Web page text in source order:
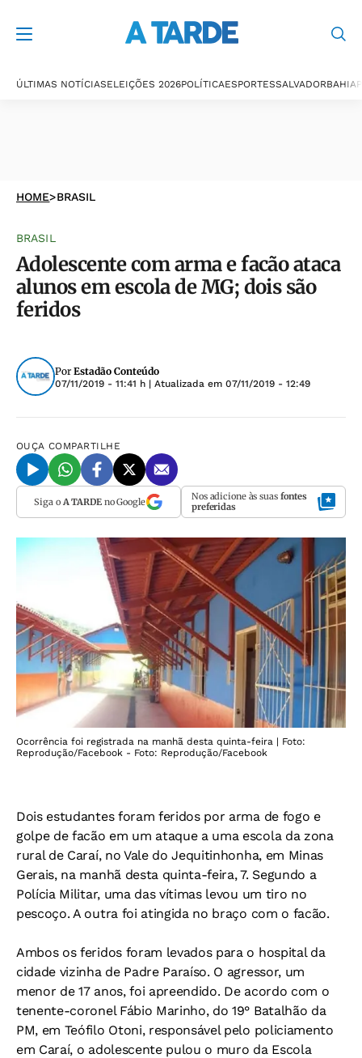
ÚLTIMAS NOTÍCIASELEIÇÕES 2026POLÍTICAESPORTESSALVADORBAHIA
HOME>BRASIL
BRASIL
Adolescente com arma e facão ataca
alunos em escola de MG; dois são
feridos
Por Estadão Conteúdo
07/11/2019 - 11:41 h | Atualizada em 07/11/2019 - 12:49
OUÇA COMPARTILHE
Siga o A TARDEno Google Nos adicione às suas fontes
preferidas
Ocorrência foi registrada na manhã desta quinta-feira | Foto:
Reprodução/Facebook - Foto: Reprodução/Facebook
Dois estudantes foram feridos por arma de fogo e
golpe de facão em um ataque a uma escola da zona
rural de Caraí, no Vale do Jequitinhonha, em Minas
Gerais, na manhã desta quinta-feira, 7. Segundo a
Polícia Militar, uma das vítimas levou um tiro no
pescoço. A outra foi atingida no braço com o facão.
Ambos os feridos foram levados para o hospital da
cidade vizinha de Padre Paraíso. O agressor, um
menor de 17 anos, foi apreendido. De acordo com o
tenente-coronel Fábio Marinho, do 19° Batalhão da
PM, em Teófilo Otoni, responsável pelo policiamento
em Caraí, o adolescente pulou o muro da Escola